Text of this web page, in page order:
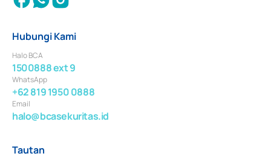
Hubungi Kami
Halo BCA
1500888 ext 9
WhatsApp
+62 819 1950 0888
Email
halo@bcasekuritas.id
Tautan